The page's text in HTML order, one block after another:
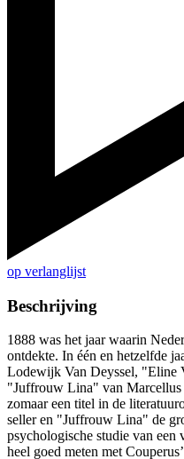
op verlanglijst
Beschrijving
1888 was het jaar waarin
ontdekte. In één en hetzelfde
Lodewijk Van Deyssel, "Eline
"Juffrouw Lina" van
zomaar een titel in de
seller en "Juffrouw Lina" de
psychologische studie van een
heel goed meten met